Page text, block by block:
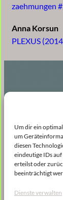
Um dir ein
um
diesen
eindeutige IDs
erteilst oder
beeinträchtigt
Dienste verwalten
zaehmungen
Anna Korsun
PLEXUS